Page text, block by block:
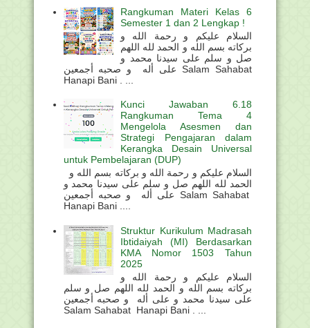
Rangkuman Materi Kelas 6
Semester 1 dan 2 Lengkap !
السلام عليكم و رحمة الله و
بركاته بسم الله و الحمد لله اللهم
صل و سلم على سيدنا محمد و
على أله و صحبه أجمعين Salam Sahabat
Hanapi Bani . ...
Kunci Jawaban 6.18
Rangkuman Tema 4
Mengelola Asesmen dan
Strategi Pengajaran dalam
Kerangka Desain Universal
untuk Pembelajaran (DUP)
الحمد لله اللهم صل و سلم على سيدنا محمد و
على أله و صحبه أجمعين Salam Sahabat
Hanapi Bani ....
Struktur Kurikulum Madrasah
Ibtidaiyah (MI) Berdasarkan
KMA Nomor 1503 Tahun
2025
السلام عليكم و رحمة الله و
بركاته بسم الله و الحمد لله اللهم صل و سلم
على سيدنا محمد و على أله و صحبه أجمعين
Salam Sahabat Hanapi Bani . ...